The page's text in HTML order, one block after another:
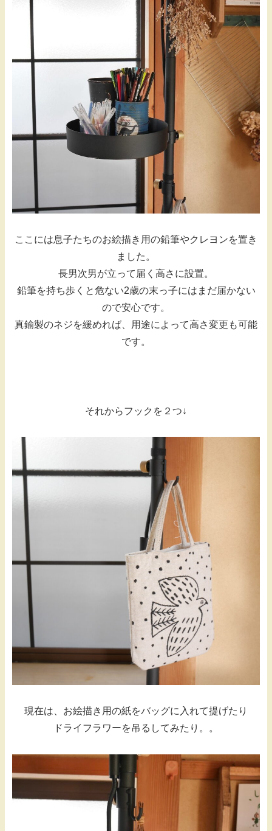
ここには息子たちのお絵描き用の鉛筆やクレヨンを置き
ました。
長男次男が立って届く高さに設置。
鉛筆を持ち歩くと危ない2歳の末っ子にはまだ届かない
ので安心です。
真鍮製のネジを緩めれば、用途によって高さ変更も可能
です。
それからフックを２つ↓
現在は、お絵描き用の紙をバッグに入れて提げたり
ドライフラワーを吊るしてみたり。。